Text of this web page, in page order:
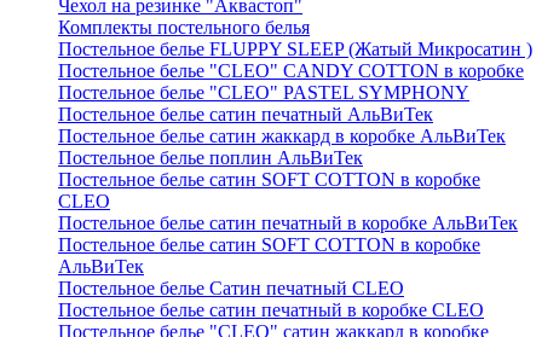
Чехол на резинке "Аквастоп"
Комплекты постельного белья
Постельное белье FLUPPY SLEEP (Жатый Микросатин )
Постельное белье "CLEO" CANDY COTTON в коробке
Постельное белье "CLEO" PASTEL SYMPHONY
Постельное белье сатин печатный АльВиТек
Постельное белье сатин жаккард в коробке АльВиТек
Постельное белье поплин АльВиТек
Постельное белье сатин SOFT COTTON в коробке
CLEO
Постельное белье сатин печатный в коробке АльВиТек
Постельное белье сатин SOFT COTTON в коробке
АльВиТек
Постельное белье Сатин печатный CLEO
Постельное белье сатин печатный в коробке CLEO
Постельное белье "CLEO" сатин жаккард в коробке